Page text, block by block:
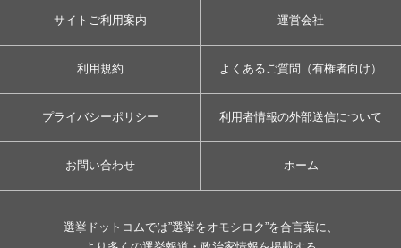
サイトご利用案内 運営会社
利用規約 よくあるご質問（有権者向け）
プライバシーポリシー 利用者情報の外部送信について
お問い合わせ ホーム
選挙ドットコムでは”選挙をオモシロク”を合言葉に、